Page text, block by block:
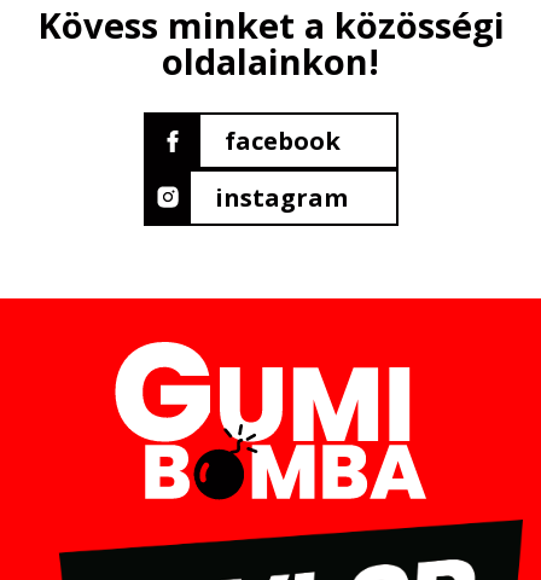
Kövess minket a közösségi
oldalainkon!
facebook
instagram